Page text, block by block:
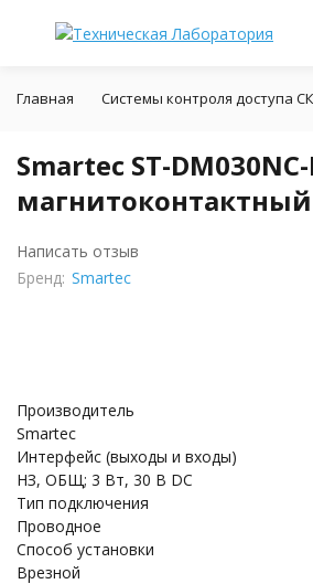
Главная Системы контроля доступа
Smartec ST-
Написать отзыв
Бренд: Smartec
Производитель
Smartec
Интерфейс (выходы и входы)
НЗ, ОБЩ; 3 Вт, 30 В DC
Тип подключения
Проводное
Способ установки
Врезной